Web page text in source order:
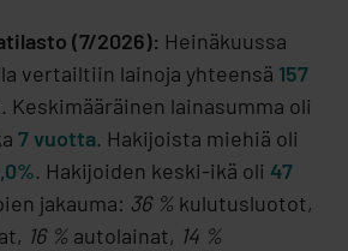
(7/2026): Heinäkuussa
vertailtiin lainoja yhteensä 157
Keskimääräinen lainasumma oli
7 vuotta. Hakijoista miehiä oli
. Hakijoiden keski-ikä oli 47
jakauma: 36 % kulutusluotot,
16 % autolainat, 14 %